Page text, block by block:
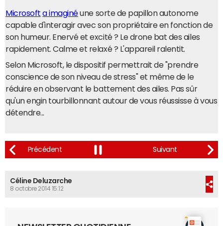
Microsoft a imaginéune sorte de papillon autonome
capable d'interagir avec son propriétaire en fonction de
son humeur. Enervé et excité ? Le drone bat des ailes
rapidement. Calme et relaxé ? L'appareil ralentit.
Selon Microsoft, le dispositif permettrait de "prendre
conscience de son niveau de stress" et même de le
réduire en observant le battement des ailes. Pas sûr
qu'un engin tourbillonnant autour de vous réussisse à vous
détendre...
Céline Deluzarche
8 octobre 2014 15:12